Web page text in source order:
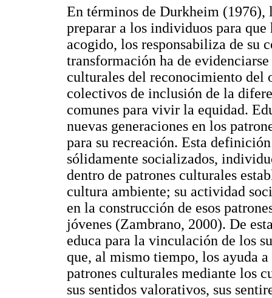
En términos de Durkheim (1976),
preparar a los individuos para que
acogido, los responsabiliza de su
transformación ha de
culturales del reconocimiento del
colectivos de inclusión de la
comunes para vivir la equidad.
nuevas generaciones en los
para su recreación. Esta
sólidamente socializados,
dentro de patrones culturales
cultura ambiente; su actividad
en la construcción de esos
jóvenes (Zambrano, 2000). De
educa para la vinculación de los
que, al mismo tiempo, los ayuda
patrones culturales mediante los
sus sentidos valorativos, sus